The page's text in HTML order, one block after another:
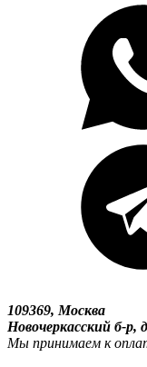
109369, Москва
Новочеркасский б-р,
Мы принимаем к